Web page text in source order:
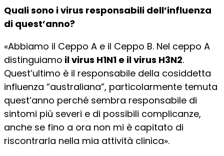
Quali sono ivirus responsabili dell’influenza
di quest’anno?
«Abbiamo il Ceppo A e il Ceppo B. Nel ceppo A
distinguiamo il virus H1N1 e il virus H3N2.
Quest’ultimo è il responsabile della cosiddetta
influenza “australiana”, particolarmente temuta
quest’anno perché sembra responsabile di
sintomi più severi e di possibili complicanze,
anche se fino a ora non mi è capitato di
riscontrarla nella mia attività clinica».